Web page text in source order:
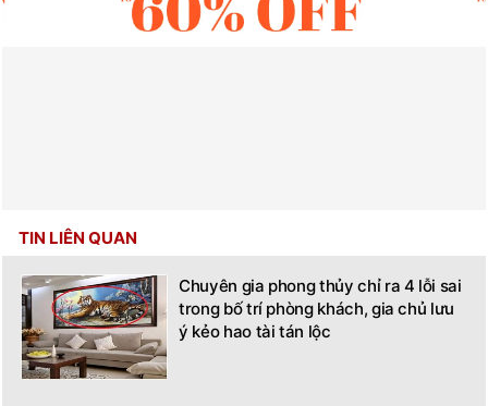
TIN LIÊN QUAN
Chuyên gia phong thủy chỉ ra 4 lỗi sai
trong bố trí phòng khách, gia chủ lưu
ý kẻo hao tài tán lộc